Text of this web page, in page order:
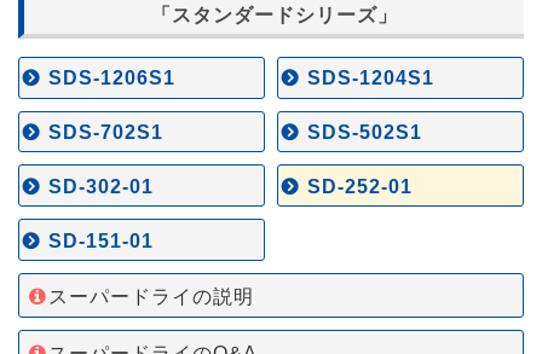
「スタンダードシリーズ」
SDS-1206S1 SDS-1204S1
SDS-702S1 SDS-502S1
SD-302-01 SD-252-01
SD-151-01
スーパードライの説明